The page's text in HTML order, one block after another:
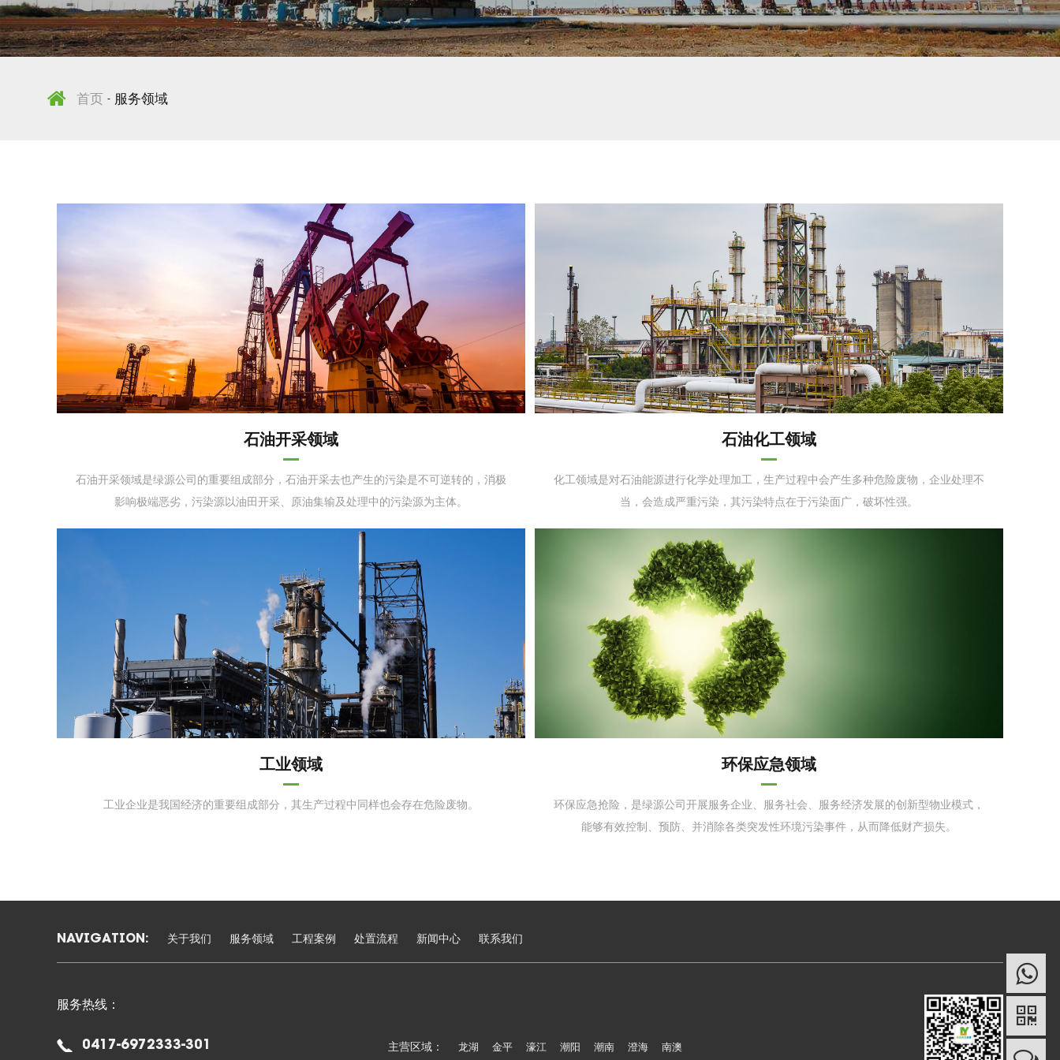
首页 - 服务领域
石油开采领域
石油开采领域是绿源公司的重要组成部分，石油开采去也产生的污染是不可逆转的，消极
影响极端恶劣，污染源以油田开采、原油集输及处理中的污染源为主体。
石油化工领域
化工领域是对石油能源进行化学处理加工，生产过程中会产生多种危险废物，企业处理不
当，会造成严重污染，其污染特点在于污染面广，破坏性强。
工业领域
工业企业是我国经济的重要组成部分，其生产过程中同样也会存在危险废物。
环保应急领域
环保应急抢险，是绿源公司开展服务企业、服务社会、服务经济发展的创新型物业模式，
能够有效控制、预防、并消除各类突发性环境污染事件，从而降低财产损失。
NAVIGATION: 关于我们 服务领域 工程案例 处置流程 新闻中心 联系我们
服务热线：
0417-6972333-301 主营区域： 龙湖 金平 濠江 潮阳 潮南 澄海 南澳